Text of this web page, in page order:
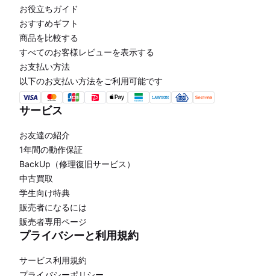
お役立ちガイド
おすすめギフト
商品を比較する
すべてのお客様レビューを表示する
お支払い方法
以下のお支払い方法をご利用可能です
サービス
お友達の紹介
1年間の動作保証
BackUp（修理復旧サービス）
中古買取
学生向け特典
販売者になるには
販売者専用ページ
プライバシーと利用規約
サービス利用規約